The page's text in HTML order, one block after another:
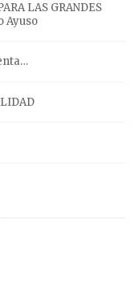
LAS GRANDES
Ayuso